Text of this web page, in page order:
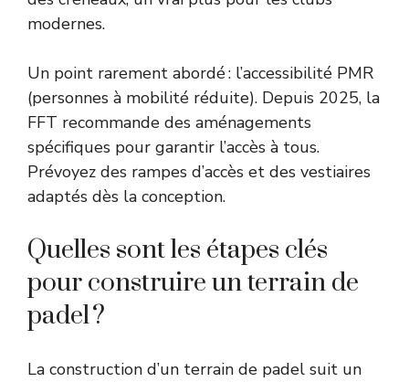
modernes.
Un point rarement abordé : l’accessibilité PMR
(personnes à mobilité réduite). Depuis 2025, la
FFT recommande des aménagements
spécifiques pour garantir l’accès à tous.
Prévoyez des rampes d’accès et des vestiaires
adaptés dès la conception.
Quelles sont les étapes clés
pour construire un terrain de
padel ?
La construction d’un terrain de padel suit un